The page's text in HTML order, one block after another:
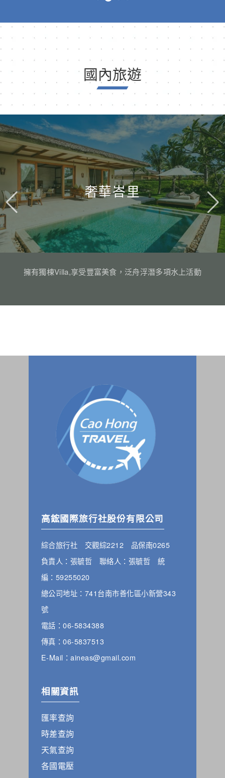
國內旅遊
奢華峇里
擁有獨棟Villa,享受豐富美食，泛舟浮潛多項水上活動
高鋐國際旅行社股份有限公司
綜合旅行社 交觀綜2212 品保南0265
負責人：張毓哲 聯絡人：張毓哲 統
編：59255020
總公司地址：741台南市善化區小新營343
號
電話：06-5834388
傳真：06-5837513
E-Mail：aineas@gmail.com
相關資訊
匯率查詢
時差查詢
天氣查詢
各國電壓